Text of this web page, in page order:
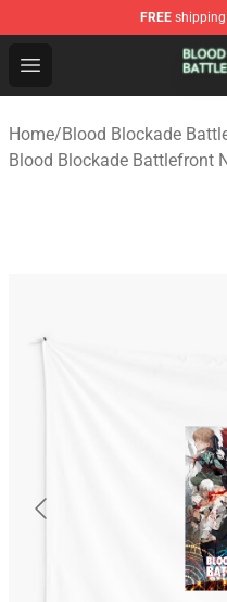
FREE
Open menu
Blood Blockade
Home/Blood Blockade
Blood Blockade Battlefront